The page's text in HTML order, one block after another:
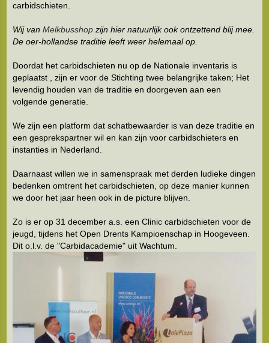
carbidschieten.
Wij vanMelkbusshop zijn hier natuurlijk ook ontzettend blij mee.
De oer-hollandse traditie leeft weer helemaal op.
Doordat het carbidschieten nu op de Nationale inventaris is
geplaatst , zijn er voor de Stichting twee belangrijke taken; Het
levendig houden van de traditie en doorgeven aan een
volgende generatie.
We zijn een platform dat schatbewaarder is van deze traditie en
een gesprekspartner wil en kan zijn voor carbidschieters en
instanties in Nederland.
Daarnaast willen we in samenspraak met derden ludieke dingen
bedenken omtrent het carbidschieten, op deze manier kunnen
we door het jaar heen ook in de picture blijven.
Zo is er op 31 december a.s. een Clinic carbidschieten voor de
jeugd, tijdens het Open Drents Kampioenschap in Hoogeveen.
Dit o.l.v. de "Carbidacademie" uit Wachtum.